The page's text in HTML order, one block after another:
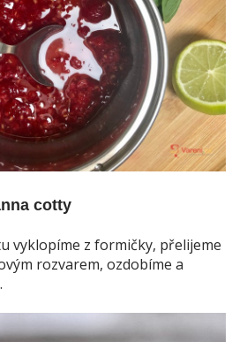
cotty
vyklopíme z formičky, přelijeme
rozvarem, ozdobíme a